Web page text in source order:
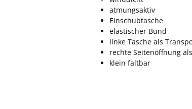
atmungsaktiv
Einschubtasche
elastischer Bund
linke Tasche als
rechte Seitenöffnung
klein faltbar